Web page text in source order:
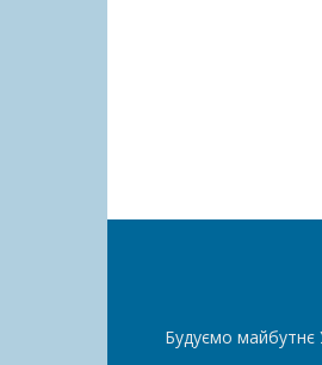
Будуємо майбутнє